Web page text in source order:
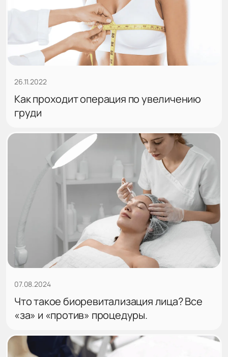
26.11.2022
Как проходит операция по увеличению
груди
07.08.2024
Что такое биоревитализация лица? Все
«за» и «против» процедуры.